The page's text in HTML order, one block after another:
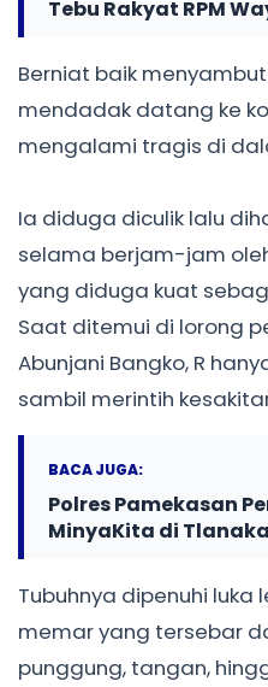
Tebu Rakyat RPM
Berniat baik
mendadak datang ke
mengalami tragis di
Ia diduga diculik lalu
selama berjam-jam
yang diduga kuat
Saat ditemui di lorong
Abunjani Bangko, R
sambil merintih
BACA JUGA:
Polres Pamekasan
MinyaKita di
Tubuhnya dipenuhi luka
memar yang tersebar
punggung, tangan,